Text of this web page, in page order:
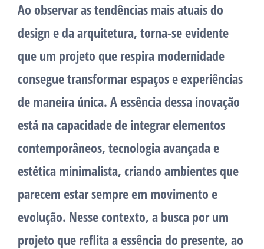
Ao observar as tendências mais atuais do
design e da arquitetura, torna-se evidente
que um projeto que respira modernidade
consegue transformar espaços e experiências
de maneira única. A essência dessa inovação
está na capacidade de integrar elementos
contemporâneos, tecnologia avançada e
estética minimalista, criando ambientes que
parecem estar sempre em movimento e
evolução. Nesse contexto, a busca por um
projeto que reflita a essência do presente, ao